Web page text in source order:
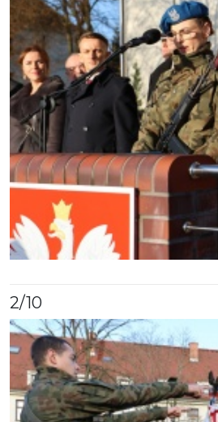
2/10